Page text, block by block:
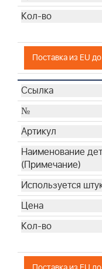
Поставка из EU